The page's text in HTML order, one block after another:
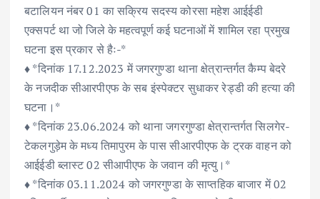
बटालियन नंबर 01 का सक्रिय सदस्य कोरसा महेश आईईडी
एक्सपर्ट था जो जिले के महत्वपूर्ण कई घटनाओं में शामिल रहा प्रमुख
घटना इस प्रकार से हैः-*
♦️ *दिनांक 17.12.2023 में जगरगुण्डा थाना क्षेत्रान्तर्गत कैम्प बेदरे
के नजदीक सीआरपीएफ के सब इंस्पेक्टर सुधाकर रेड्डी की हत्या की
घटना।*
♦️ *दिनांक 23.06.2024 को थाना जगरगुण्डा क्षेत्रान्तर्गत सिलगेर-
टेकलगुड़ेम के मध्य तिमापुरम के पास सीआरपीएफ के ट्रक वाहन को
आईईडी ब्लास्ट 02 सीआपीएफ के जवान की मृत्यु।*
♦️ *दिनांक 03.11.2024 को जगरगुण्डा के साप्तहिक बाजार में 02